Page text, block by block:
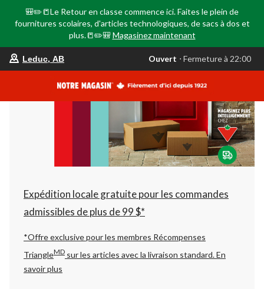
🎒✏️📒Le Retour en classe commence ici. Faites le plein de
fournitures scolaires, d'articles technologiques, de sacs à dos et
plus.📒✏️🎒 Magasinez maintenant
votre
est
AB,
Ouvert,
Fermeture
à
22:00
changer
Leduc, AB Ouvert ⋅ Fermeture à 22:00
Expédition locale gratuite pour les commandes
admissibles de plus de 99 $*
*Offre exclusive pour les membres Récompenses
TriangleMD sur les articles avec la livraison standard.En
savoir plus